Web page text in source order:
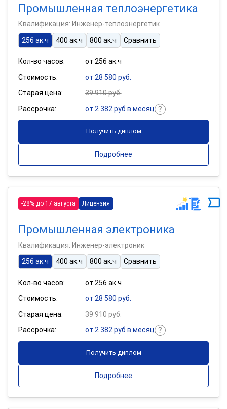
Промышленная теплоэнергетика
Квалификация: Инженер-теплоэнергетик
256 ак.ч
400 ак.ч 800 ак.ч Сравнить
Кол-во часов:
от 256 ак.ч
Стоимость:
от 28 580 руб.
Старая цена:
39 910 руб.
Рассрочка:
от 2 382 руб в месяц
Получить диплом
Подробнее
-28% до 17 августа Лицензия
Промышленная электроника
Квалификация: Инженер-электроник
256 ак.ч
400 ак.ч 800 ак.ч Сравнить
Кол-во часов:
от 256 ак.ч
Стоимость:
от 28 580 руб.
Старая цена:
39 910 руб.
Рассрочка:
от 2 382 руб в месяц
Получить диплом
Подробнее